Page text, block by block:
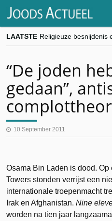
LAATSTE
“De joden
gedaan”,
10 September 2011
Osama Bin Laden is dood.
Towers stonden verrijst een
internationale troepenmacht
Irak en Afghanistan.Nine
worden na tien jaar